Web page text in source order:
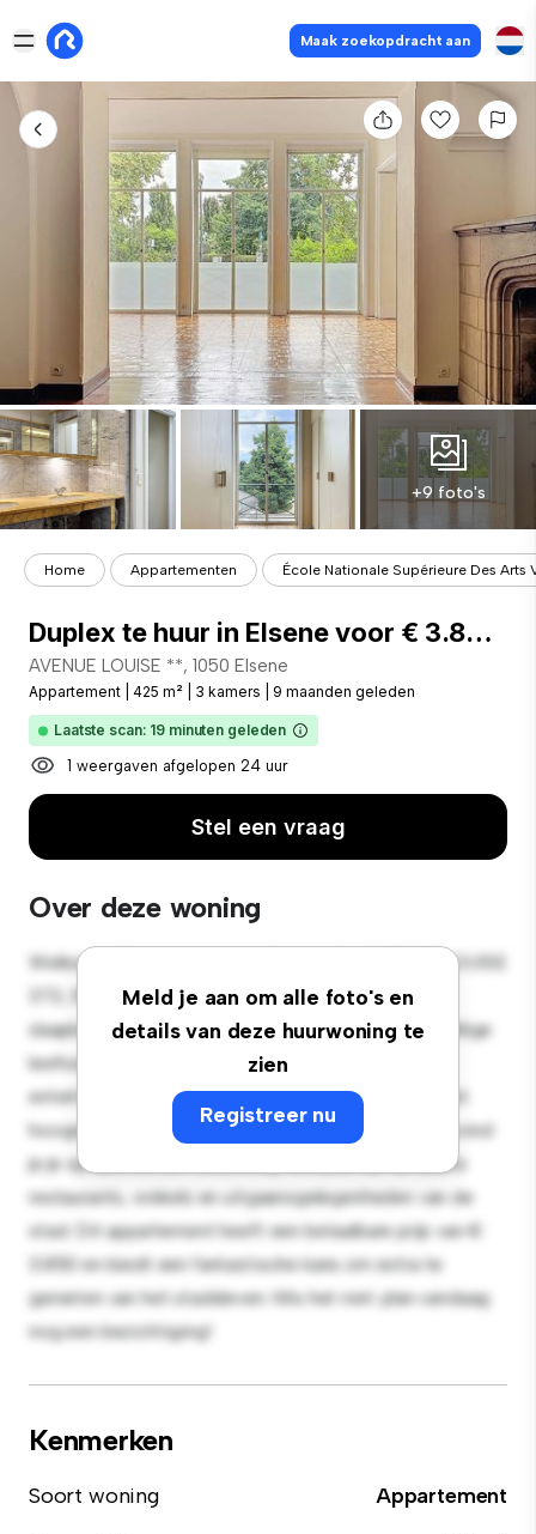
Maak zoekopdracht aan
+9 foto's
Home Appartementen École Nationale Supérieure Des Arts
Duplex te huur in Elsene voor € 3.850 met 3 slaapkamers
AVENUE LOUISE **, 1050 Elsene
Appartement 425 m² 3 kamers 9 maanden geleden
Laatste scan: 19 minuten geleden
1 weergaven afgelopen 24 uur
Stel een vraag
Over deze woning
Meld je aan om alle foto's en
details van deze huurwoning te
zien
Registreer nu
Welkom bij je nieuwe toevluchtsoord in AVENUE LOUISE
372, 1050 Elsene! Dit moderne 3-
slaapkamerappartement biedt een stijlvolle en gezellige
leefruimte. De open indeling is perfect voor
entertainment en de strakke keuken is uitgerust met
hoogwaardige apparatuur. Dankzij de toplocatie bevind
je je op slechts een steenworp afstand van de beste
restaurants, winkels en uitgaansgelegenheden van de
stad. Dit appartement heeft een betaalbare prijs van €
3.850 en biedt een fantastische kans om extra te
genieten van het stadsleven. Mis het niet: plan vandaag
nog een bezichtiging!
Kenmerken
Soort woning
Appartement